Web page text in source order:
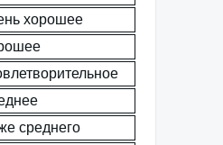
хорошее
среднего